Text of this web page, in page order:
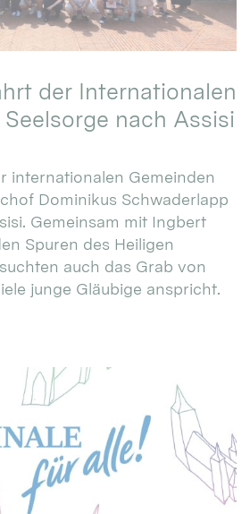
der Internationalen
nach Assisi
internationalen Gemeinden
Dominikus Schwaderlapp
Gemeinsam mit Ingbert
Spuren des Heiligen
auch das Grab von
junge Gläubige anspricht.